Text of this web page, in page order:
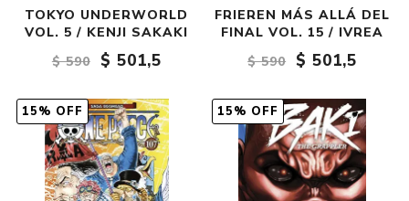
TOKYO UNDERWORLD
VOL. 5 / KENJI SAKAKI
$ 590
$ 501,5
FRIEREN MÁS ALLÁ DEL
FINAL VOL. 15 / IVREA
$ 590
$ 501,5
15% OFF 15% OFF